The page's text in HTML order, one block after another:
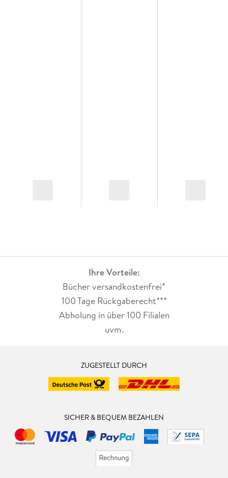
Ihre Vorteile:
Bücher versandkostenfrei*
100 Tage Rückgaberecht***
Abholung in über 100 Filialen
uvm.
ZUGESTELLT DURCH
SICHER & BEQUEM BEZAHLEN